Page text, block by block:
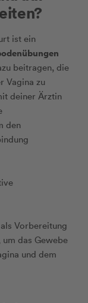
ist ein
beitragen, die
Vagina zu
deiner Ärztin
den
Vorbereitung
das Gewebe
und dem